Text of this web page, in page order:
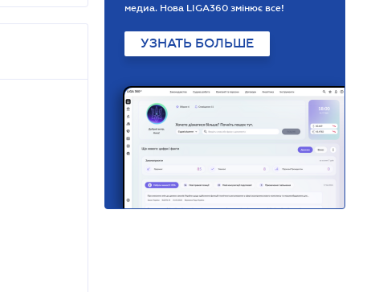
медиа. Нова LIGA360 змінює все!
УЗНАТЬ БОЛЬШЕ